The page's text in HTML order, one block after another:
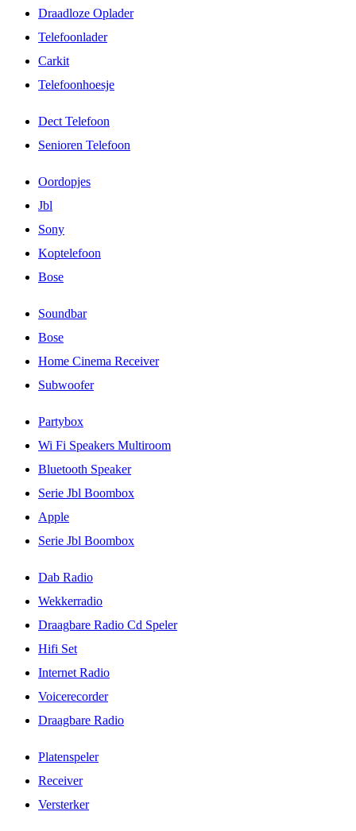
Draadloze Oplader
Telefoonlader
Carkit
Telefoonhoesje
Dect Telefoon
Senioren Telefoon
Oordopjes
Jbl
Sony
Koptelefoon
Bose
Soundbar
Bose
Home Cinema Receiver
Subwoofer
Partybox
Wi Fi Speakers Multiroom
Bluetooth Speaker
Serie Jbl Boombox
Apple
Serie Jbl Boombox
Dab Radio
Wekkerradio
Draagbare Radio Cd Speler
Hifi Set
Internet Radio
Voicerecorder
Draagbare Radio
Platenspeler
Receiver
Versterker